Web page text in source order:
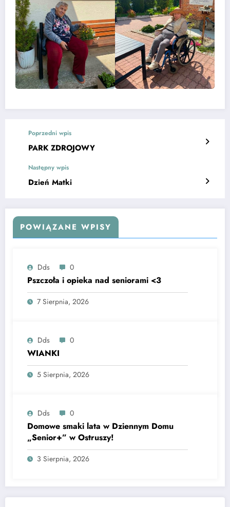
Poprzedni wpis
PARK ZDROJOWY
Następny wpis
Dzień Matki
POWIĄZANE WPISY
Dds 0
Pszczoła i opieka nad seniorami <3
7 Sierpnia, 2026
Dds 0
WIANKI
5 Sierpnia, 2026
Dds 0
Domowe smaki lata w Dziennym Domu
„Senior+” w Ostruszy!
3 Sierpnia, 2026